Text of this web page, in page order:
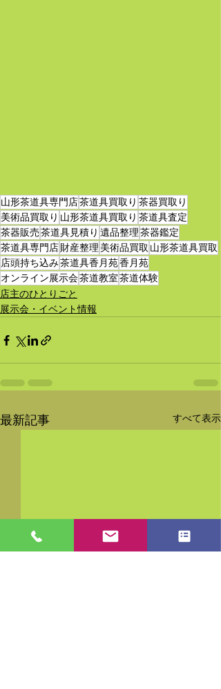
山形茶道具専門店茶道具買取り 茶器買取り
美術品買取り 山形茶道具買取り 茶道具査定
茶器販売茶道具見積り 遺品整理茶器鑑定
茶道具専門店財産整理 美術品買取 山形茶道具買取
店頭持ち込み茶道具香月苑香月苑
オンライン展示会茶道教室茶道体験
店主のひとりごと
展示会・イベント情報
最新記事 すべて表示